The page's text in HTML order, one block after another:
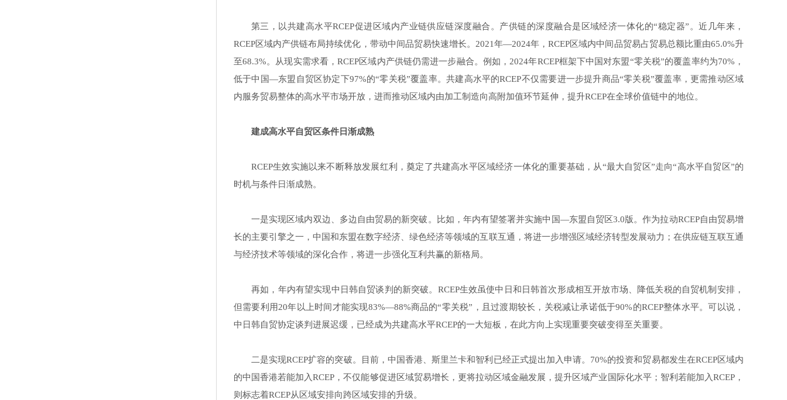
第三，以共建高水平RCEP促进区域内产业链供应链深度融合。产供链的深度融合是区域经济一体化的“稳定器”。近几年来，
RCEP区域内产供链布局持续优化，带动中间品贸易快速增长。2021年—2024年，RCEP区域内中间品贸易占贸易总额比重由65.0%升
至68.3%。从现实需求看，RCEP区域内产供链仍需进一步融合。例如，2024年RCEP框架下中国对东盟“零关税”的覆盖率约为70%，
低于中国—东盟自贸区协定下97%的“零关税”覆盖率。共建高水平的RCEP不仅需要进一步提升商品“零关税”覆盖率，更需推动区域
内服务贸易整体的高水平市场开放，进而推动区域内由加工制造向高附加值环节延伸，提升RCEP在全球价值链中的地位。
建成高水平自贸区条件日渐成熟
RCEP生效实施以来不断释放发展红利，奠定了共建高水平区域经济一体化的重要基础，从“最大自贸区”走向“高水平自贸区”的
时机与条件日渐成熟。
一是实现区域内双边、多边自由贸易的新突破。比如，年内有望签署并实施中国—东盟自贸区3.0版。作为拉动RCEP自由贸易增
长的主要引擎之一，中国和东盟在数字经济、绿色经济等领域的互联互通，将进一步增强区域经济转型发展动力；在供应链互联互通
与经济技术等领域的深化合作，将进一步强化互利共赢的新格局。
再如，年内有望实现中日韩自贸谈判的新突破。RCEP生效虽使中日和日韩首次形成相互开放市场、降低关税的自贸机制安排，
但需要利用20年以上时间才能实现83%—88%商品的“零关税”，且过渡期较长，关税减让承诺低于90%的RCEP整体水平。可以说，
中日韩自贸协定谈判进展迟缓，已经成为共建高水平RCEP的一大短板，在此方向上实现重要突破变得至关重要。
二是实现RCEP扩容的突破。目前，中国香港、斯里兰卡和智利已经正式提出加入申请。70%的投资和贸易都发生在RCEP区域内
的中国香港若能加入RCEP，不仅能够促进区域贸易增长，更将拉动区域金融发展，提升区域产业国际化水平；智利若能加入RCEP，
则标志着RCEP从区域安排向跨区域安排的升级。